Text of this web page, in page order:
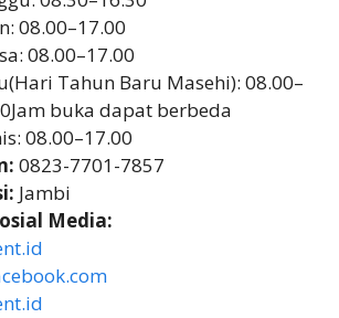
08.00–17.00
08.00–17.00
Tahun Baru Masehi): 08.00–
buka dapat berbeda
08.00–17.00
0823-7701-7857
Jambi
Media: